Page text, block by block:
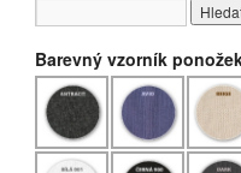
Barevný vzorník